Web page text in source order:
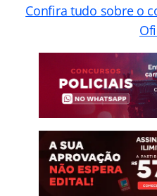
Confira tudo sobre o